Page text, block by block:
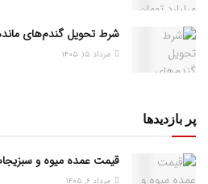
شرط تحویل گندم‌های
مرداد ۱۵, ۱۴۰۵
پر بازدیدها
قیمت عمده میوه و
مرداد ۶, ۱۴۰۵